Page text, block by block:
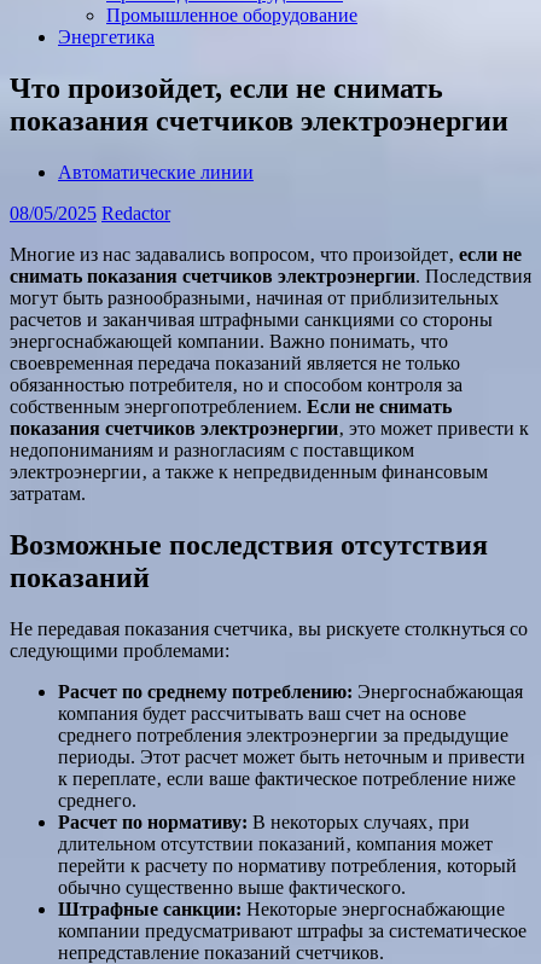
Промышленное оборудование
Энергетика
Что произойдет, если не снимать
показания счетчиков электроэнергии
Автоматические линии
08/05/2025 Redactor
Многие из нас задавались вопросом‚ что произойдет‚ если не
снимать показания счетчиков электроэнергии. Последствия
могут быть разнообразными‚ начиная от приблизительных
расчетов и заканчивая штрафными санкциями со стороны
энергоснабжающей компании. Важно понимать‚ что
своевременная передача показаний является не только
обязанностью потребителя‚ но и способом контроля за
собственным энергопотреблением. Если не снимать
показания счетчиков электроэнергии‚ это может привести к
недопониманиям и разногласиям с поставщиком
электроэнергии‚ а также к непредвиденным финансовым
затратам.
Возможные последствия отсутствия
показаний
Не передавая показания счетчика‚ вы рискуете столкнуться со
следующими проблемами:
Расчет по среднему потреблению: Энергоснабжающая
компания будет рассчитывать ваш счет на основе
среднего потребления электроэнергии за предыдущие
периоды. Этот расчет может быть неточным и привести
к переплате‚ если ваше фактическое потребление ниже
среднего.
Расчет по нормативу: В некоторых случаях‚ при
длительном отсутствии показаний‚ компания может
перейти к расчету по нормативу потребления‚ который
обычно существенно выше фактического.
Штрафные санкции: Некоторые энергоснабжающие
компании предусматривают штрафы за систематическое
непредставление показаний счетчиков.